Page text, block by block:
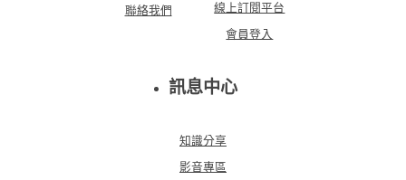
聯絡我們 線上訂閱平台
會員登入
訊息中心
知識分享
影音專區